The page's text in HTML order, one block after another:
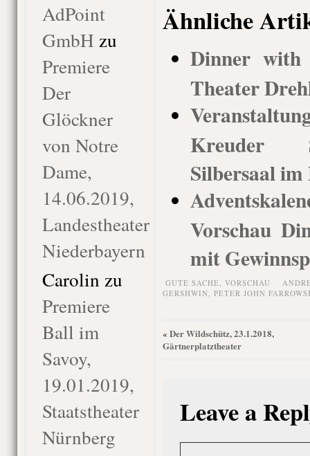
AdPoint
GmbH zu
Premiere
Der
Glöckner
von Notre
Dame,
14.06.2019,
Landestheater
Niederbayern
Carolin zu
Premiere
Ball im
Savoy,
19.01.2019,
Staatstheater
Nürnberg
Ähnliche
Dinner with
Theater
Kreuder
Silbersaal im
Vorschau
mit
GUTE SACHE, VORSCHAU
GERSHWIN, PETER JOHN
« Der Wildschütz, 23.1.2018,
Gärtnerplatztheater
Leave a